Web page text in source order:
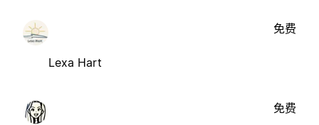
Lexa Hart
免费
免费